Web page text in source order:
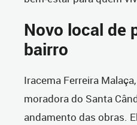
Novo local de
bairro
Iracema Ferreira
moradora do Santa
andamento das obras.